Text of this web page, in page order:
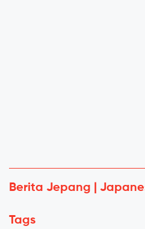
Berita Jepang |
Tags